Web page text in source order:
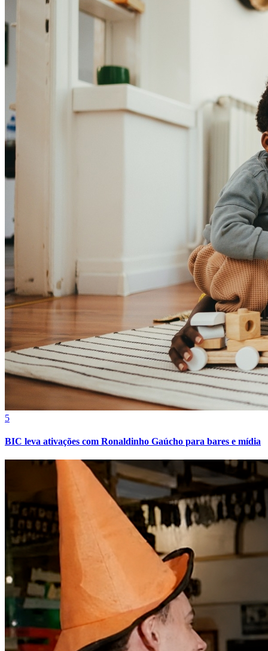
5
BIC leva ativações com Ronaldinho Gaúcho para bares e mídia